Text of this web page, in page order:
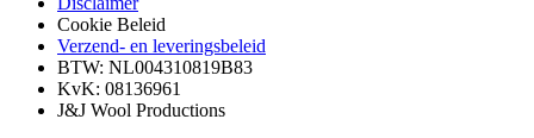
Cookie Beleid
Verzend- en leveringsbeleid
BTW: NL004310819B83
KvK: 08136961
J&J Wool Productions